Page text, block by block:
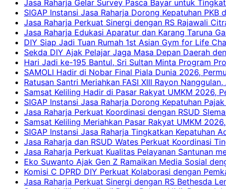
Jasa Raharja Gelar Survey Pasca Bayar untuk
SIGAP Instansi Jasa Raharja Dorong Kepatuhan
Jasa Raharja Perkuat Sinergi dengan RS Rajawali
Jasa Raharja Edukasi Aparatur dan Karang Taruna
DIY Siap Jadi Tuan Rumah 1st Asian Gym for Life
Sekda DIY Ajak Pelajar Jaga Masa Depan Daerah
Hari Jadi ke-195 Bantul, Sri Sultan Minta Program
SAMOLI Hadir di Nobar Final Piala Dunia 2026,
Ratusan Santri Meriahkan FASI XIII Rayon
Samsat Keliling Hadir di Pasar Rakyat UMKM 2026,
SIGAP Instansi Jasa Raharja Dorong Kepatuhan
Jasa Raharja Perkuat Koordinasi dengan RSUD
Samsat Keliling Meriahkan Pasar Rakyat UMKM
SIGAP Instansi Jasa Raharja Tingkatkan Kepatuhan
Jasa Raharja dan RSUD Wates Perkuat Koordinasi
Jasa Raharja Perkuat Kualitas Pelayanan Santunan
Eko Suwanto Ajak Gen Z Ramaikan Media Sosial
Komisi C DPRD DIY Perkuat Kolaborasi dengan
Jasa Raharja Perkuat Sinergi dengan RS Bethesda